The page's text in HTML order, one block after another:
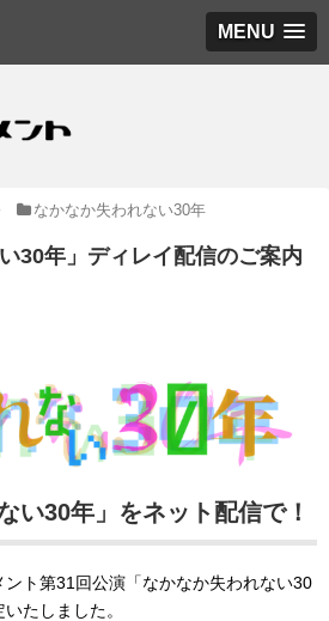
MENU
なかなか失われない30年
30年」ディレイ配信のご案内
い30年」をネット配信で！
ト第31回公演「なかなか失われない30
たしました。